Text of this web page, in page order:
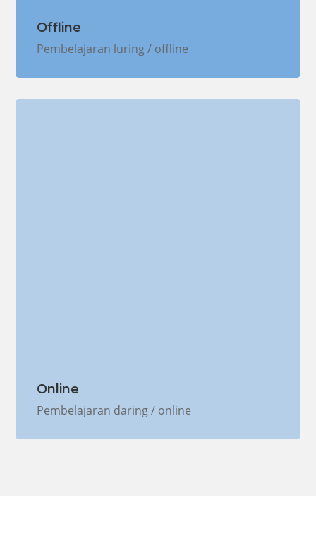
Offline
Pembelajaran luring / offline
Online
Pembelajaran daring / online